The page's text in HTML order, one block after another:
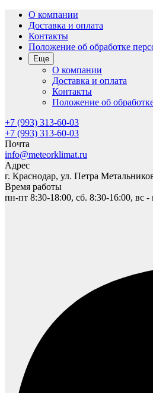
О компании
Доставка и оплата
Контакты
Положение об обработке
Еще
О компании
Доставка и оплата
Контакты
Положение об
+7 (993) 313-60-03
+7 (993) 313-60-03
Почта
info@meteorklimat.ru
Адрес
г. Краснодар, ул. Петра
Время работы
пн-пт 8:30-18:00, сб. 8:30-16:00, вс